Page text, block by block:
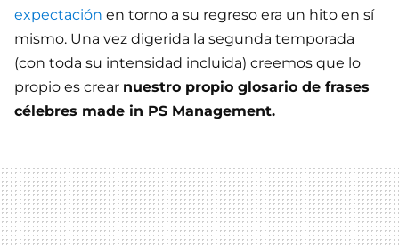
expectación en torno a su regreso era un hito en sí
mismo. Una vez digerida la segunda temporada
(con toda su intensidad incluida) creemos que lo
propio es crear nuestro propio glosario de frases
célebres made in PS Management.